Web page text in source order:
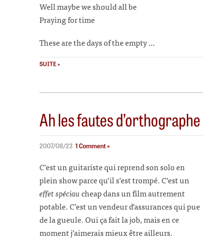
Well maybe we should all be
Praying for time
These are the days of the empty …
SUITE »
Ah les fautes d’orthographe
2007/08/23 1 Comment »
C’est un guitariste qui reprend son solo en
plein show parce qu’il s’est trompé. C’est un
effet spéciaucheap dans un film autrement
potable. C’est un vendeur d’assurances qui pue
de la gueule. Oui ça fait la job, mais en ce
moment j’aimerais mieux être ailleurs.